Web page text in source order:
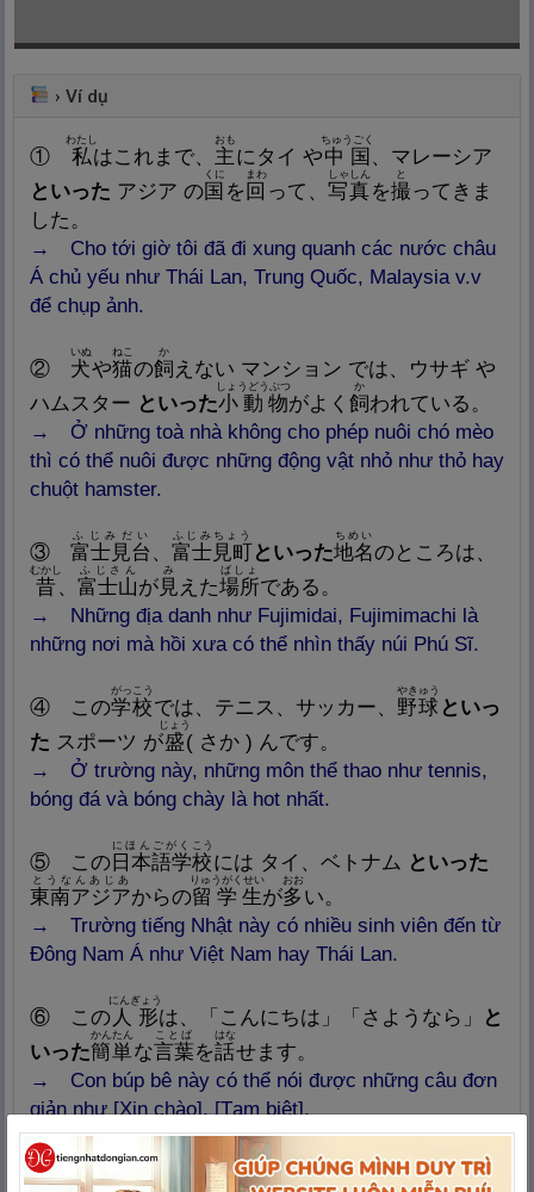
›Ví dụ
① 私
わたし
はこれまで、 主
おも
にタイ や中 国
nhà
ちゅうごく
、マレーシア
といった アジア の国
Nghĩa: Đất nước, quốc gia, quê
くに
を 回
まわ
って、 写真
しゃしん
を撮
Nghĩa: Chụp (ảnh), quay (phim),
と
ってきま
した。
→ Cho tới giờ tôi đã đi xung quanh các nước châu
Á chủ yếu như Thái Lan, Trung Quốc, Malaysia v.v
để chụp ảnh.
② 犬
いぬ
や猫
ねこ
の飼
か
えない マンション では、ウサギ や
ハムスター といった小 動
Nghĩa: Động đậy, cử động, hoạt
物
しょうどうぶつ
がよく 飼
か
われている。
→ Ở những toà nhà không cho phép nuôi chó mèo
thì có thể nuôi được những động vật nhỏ như thỏ hay
chuột hamster.
③ 富士見台
Nghĩa: Khung, bệ, đếm số
ふじみだい
富士見町
Nghĩa: Thị trấn, con phố, ngôi
ふじみちょう
といった地
Nghĩa: Đất, địa hình
名
Nghĩa: Tên, danh tiếng, nổi
ちめい
のところは、
昔
Nghĩa: Xưa, trước
むかし
富士山
ふじさん
が見
み
えた場所
Nghĩa: Nơi, chốn
ばしょ
である。
→ Những địa danh như Fujimidai, Fujimimachi là
những nơi mà hồi xưa có thể nhìn thấy núi Phú Sĩ.
④ この学校
がっこう
では、テニス、サッカー、 野球
やきゅう
といっ
た スポーツ が盛
Nghĩa: Phát đạt, đầy đủ, đông
じょう
( さか ) んです。
→ Ở trường này, những môn thể thao như tennis,
bóng đá và bóng chày là hot nhất.
⑤ この日 本
Nghĩa: Gốc, rễ, cội nguồn của
語学
にほんごがく
校
こう
には タイ、ベトナム といった
東南アジア
とうなんあじあ
からの留 学 生
りゅうがくせい
が多
Nghĩa: Nhiều, thường xuyên
おお
い。
→ Trường tiếng Nhật này có nhiều sinh viên đến từ
Đông Nam Á như Việt Nam hay Thái Lan.
⑥ この 人 形
にんぎょう
は、「こんにちは」「さようなら」
と
いった簡単
かんたん
な言葉
ことば
を話
はな
せます。
→ Con búp bê này có thể nói được những câu đơn
giản như [Xin chào], [Tạm biệt].
⑦ うどんや 寿 司
すし
といった日本の食べ物
もの
を好む
がいこくじん ふ